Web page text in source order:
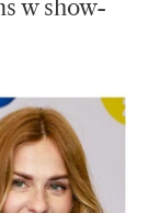
w show-